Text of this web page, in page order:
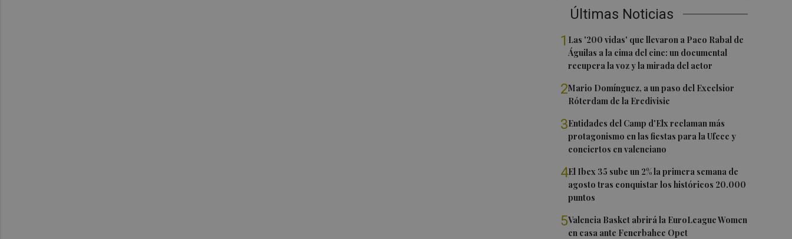
Últimas Noticias
1 Las '200 vidas' que llevaron a Paco Rabal de
Águilas a la cima del cine: un documental
recupera la voz y la mirada del actor
2Mario Domínguez, a un paso del Excelsior
Róterdam de la Eredivisie
3Entidades del Camp d'Elx reclaman más
protagonismo en las fiestas para la Ufece y
conciertos en valenciano
4El Ibex 35 sube un 2% la primera semana de
agosto tras conquistar los históricos 20.000
puntos
5Valencia Basket abrirá la EuroLeague Women
en casa ante Fenerbahce Opet